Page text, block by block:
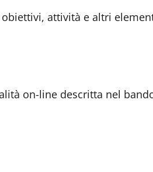
attività e altri
on-line descritta nel